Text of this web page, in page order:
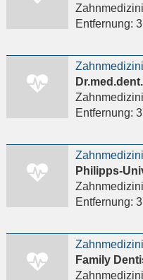
Entfernung:
Entfernung:
Philipps-
Entfernung: